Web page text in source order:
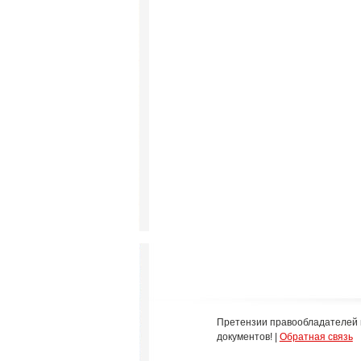
Претензии
документов! | Обратная связь